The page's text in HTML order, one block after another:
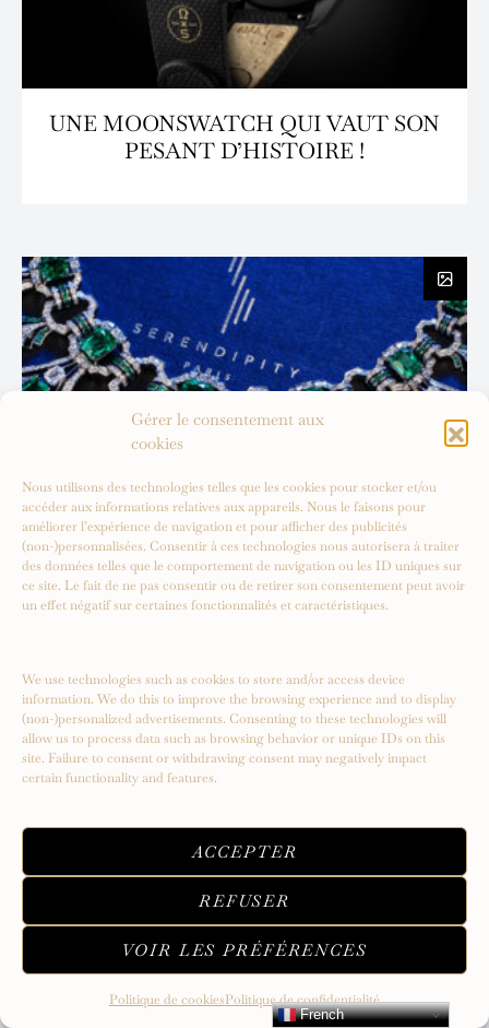
Gérer le consentement aux
cookies
Nous utilisons des technologies telles que les cookies pour stocker et/ou
accéder aux informations relatives aux appareils. Nous le faisons pour
améliorer l’expérience de navigation et pour afficher des publicités
(non-)personnalisées. Consentir à ces technologies nous autorisera à traiter
des données telles que le comportement de navigation ou les ID uniques sur
ce site. Le fait de ne pas consentir ou de retirer son consentement peut avoir
un effet négatif sur certaines fonctionnalités et caractéristiques.
We use technologies such as cookies to store and/or access device
information. We do this to improve the browsing experience and to display
(non-)personalized advertisements. Consenting to these technologies will
allow us to process data such as browsing behavior or unique IDs on this
site. Failure to consent or withdrawing consent may negatively impact
certain functionality and features.
ACCEPTER
REFUSER
VOIR LES PRÉFÉRENCES
Politique de cookiesPolitique de confidentialité
UNE MOONSWATCH QUI VAUT SON
PESANT D’HISTOIRE !
French